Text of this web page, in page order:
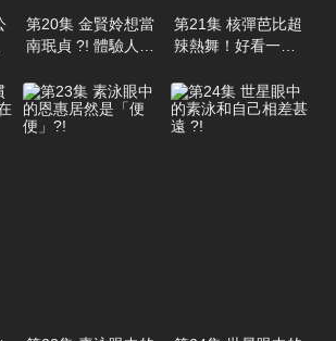
第20集 金賢姈想當
南珉貞 ?! 體驗人氣
第21集 核彈芭比超
辣熱舞！好看一直